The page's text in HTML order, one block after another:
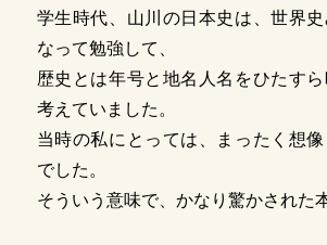
学生時代、山川の日本史は、世界
なって勉強して、
歴史とは年号と地名人名をひたす
考えていました。
当時の私にとっては、まったく想
でした。
そういう意味で、かなり驚かされた